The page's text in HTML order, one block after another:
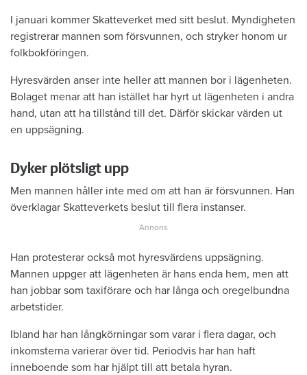
I januari kommer Skatteverket med sitt beslut. Myndigheten
registrerar mannen som försvunnen, och stryker honom ur
folkbokföringen.
Hyresvärden anser inte heller att mannen bor i lägenheten.
Bolaget menar att han istället har hyrt ut lägenheten i andra
hand, utan att ha tillstånd till det. Därför skickar värden ut
en uppsägning.
Dyker plötsligt upp
Men mannen håller inte med om att han är försvunnen. Han
överklagar Skatteverkets beslut till flera instanser.
Han protesterar också mot hyresvärdens uppsägning.
Mannen uppger att lägenheten är hans enda hem, men att
han jobbar som taxiförare och har långa och oregelbundna
arbetstider.
Ibland har han långkörningar som varar i flera dagar, och
inkomsterna varierar över tid. Periodvis har han haft
inneboende som har hjälpt till att betala hyran.